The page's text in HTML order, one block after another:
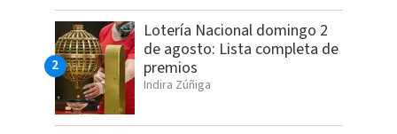
Lotería Nacional domingo 2
de agosto: Lista completa de
premios
Indira Zúñiga